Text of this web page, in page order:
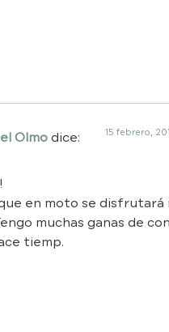
Olmodice: 15 febrero,
en moto se disfrutará
muchas ganas de
tiemp.